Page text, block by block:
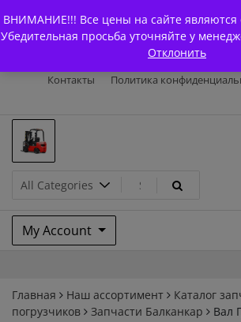
ВНИМАНИЕ!!! Все цены на сайте являются
Убедительная просьба уточняйте у
Отклонить
to
content
Главная
Магазин О
Доставка и оплата
Контакты
Политика
Запчасти для
погрузчиков и
электротележек
My Account
Главная Наш ассортимент
Каталог
погрузчиков
Запчасти Балканкар
Вал